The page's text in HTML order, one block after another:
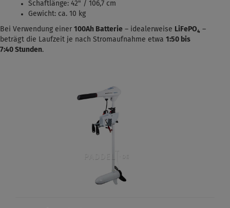
Schaftlänge: 42" / 106,7 cm
Gewicht: ca. 10 kg
Bei Verwendung einer 100Ah Batterie – idealerweise LiFePO₄ –
beträgt die Laufzeit je nach Stromaufnahme etwa 1:50 bis
7:40 Stunden.